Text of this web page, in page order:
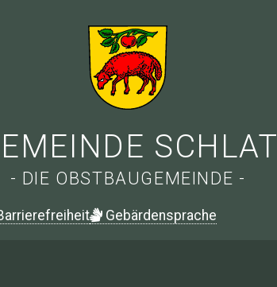
SCHLAT
- DIE OBSTBAUGEMEINDE -
Gebärdensprache